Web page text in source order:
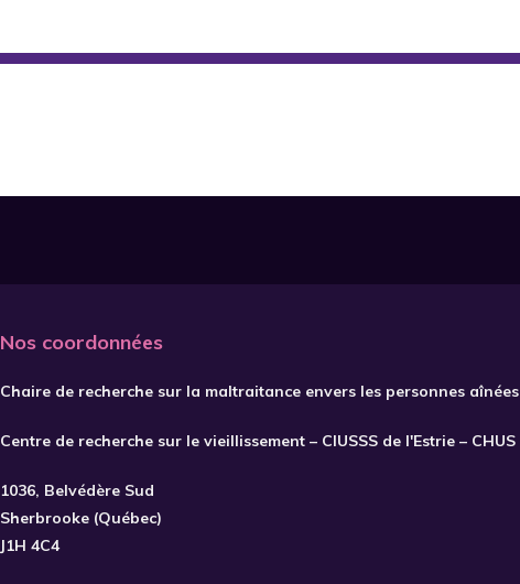
Nos coordonnées
Chaire de recherche sur la maltraitance envers les personnes aînées
Centre de recherche sur le vieillissement – CIUSSS de l'Estrie – CHUS
1036, Belvédère Sud
Sherbrooke (Québec)
J1H 4C4